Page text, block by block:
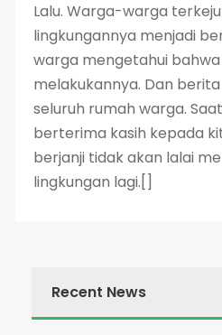
Lalu. Warga-warga
lingkungannya menjadi
warga mengetahui
melakukannya. Dan
seluruh rumah warga.
berterima kasih kepada
berjanji tidak akan lalai
lingkungan lagi.[]
Recent News